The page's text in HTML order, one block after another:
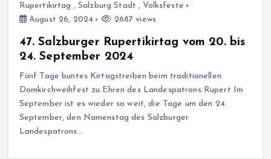
Rupertikirtag , Salzburg Stadt , Volksfeste
August 26, 2024
2687 views
47. Salzburger Rupertikirtag vom 20. bis
24. September 2024
Fünf Tage buntes Kirtagstreiben beim traditionellen
Domkirchweihfest zu Ehren des Landespatrons Rupert Im
September ist es wieder so weit, die Tage um den 24.
September, den Namenstag des Salzburger
Landespatrons…